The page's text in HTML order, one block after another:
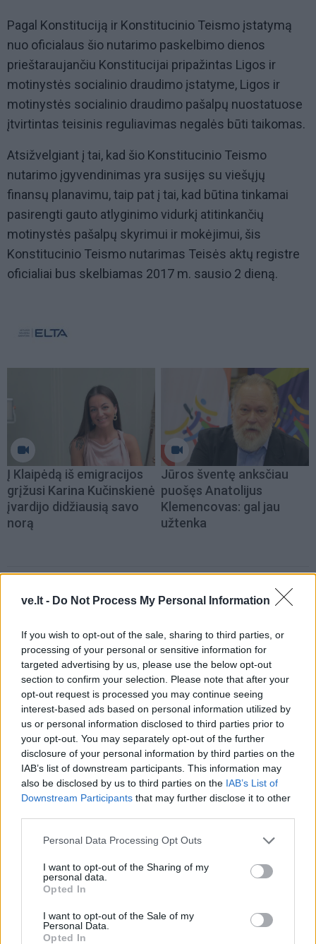
ve.lt - Do Not Process My Personal Information
If you wish to opt-out of the sale, sharing to third parties, or
processing of your personal or sensitive information for
targeted advertising by us, please use the below opt-out
section to confirm your selection. Please note that after your
opt-out request is processed you may continue seeing
interest-based ads based on personal information utilized by
us or personal information disclosed to third parties prior to
your opt-out. You may separately opt-out of the further
disclosure of your personal information by third parties on the
IAB’s list of downstream participants. This information may
also be disclosed by us to third parties on the IAB’s List of
Downstream Participants that may further disclose it to other
Personal Data Processing Opt Outs
I want to opt-out of the Sharing of my
personal data.
Opted In
I want to opt-out of the Sale of my
Personal Data.
Opted In
Pagal Konstituciją ir Konstitucinio Teismo įstatymą
nuo oficialaus šio nutarimo paskelbimo dienos
prieštaraujančiu Konstitucijai pripažintas Ligos ir
motinystės socialinio draudimo įstatyme, Ligos ir
motinystės socialinio draudimo pašalpų nuostatuose
įtvirtintas teisinis reguliavimas negalės būti taikomas.
Atsižvelgiant į tai, kad šio Konstitucinio Teismo
nutarimo įgyvendinimas yra susijęs su viešųjų
finansų planavimu, taip pat į tai, kad būtina tinkamai
pasirengti gauto atlyginimo vidurkį atitinkančių
motinystės pašalpų skyrimui ir mokėjimui, šis
Konstitucinio Teismo nutarimas Teisės aktų registre
oficialiai bus skelbiamas 2017 m. sausio 2 dieną.
Į Klaipėdą iš emigracijos
grįžusi Karina Kučinskienė
įvardijo didžiausią savo
norą
Jūros šventę anksčiau
puošęs Anatolijus
Klemencovas: gal jau
užtenka
katastrofišką karo pabaigą
Ukrainoje
Negrįžo iš Jūros šventės: artimieji
laukė dvi savaites
„Fūristas“ į judrią sankryžą įlėkė „ant
rankinio“: vilkiko puspriekabės ratai
pakilo į orą
Raktažodžiai